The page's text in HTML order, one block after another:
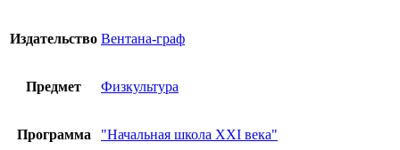
Издательство Вентана-граф
Предмет Физкультура
Программа "Начальная школа XXI века"